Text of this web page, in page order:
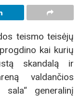
teismo teisėjų
kai kurių
skandalą ir
valdančios
generalinį